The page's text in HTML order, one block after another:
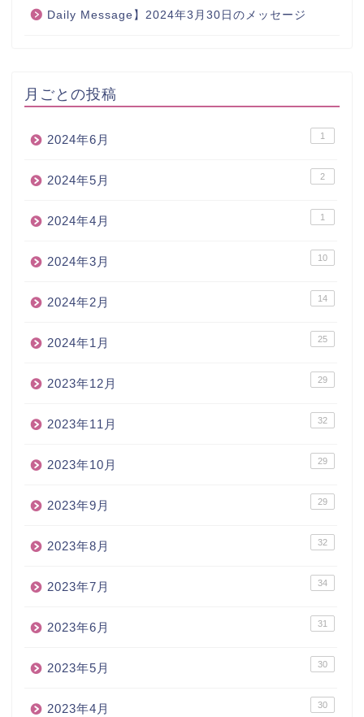
Daily Message】2024年3月30日のメッセージ
月ごとの投稿
2024年6月 1
2024年5月 2
2024年4月 1
2024年3月 10
2024年2月 14
2024年1月 25
2023年12月 29
2023年11月 32
2023年10月 29
2023年9月 29
2023年8月 32
2023年7月 34
2023年6月 31
2023年5月 30
2023年4月 30